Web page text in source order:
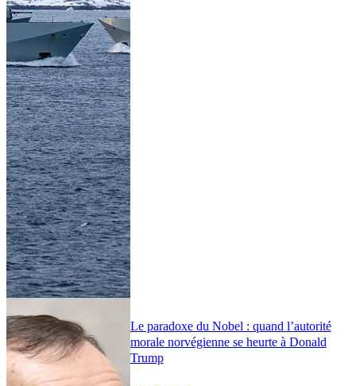
Le paradoxe du Nobel : quand l’autorité
morale norvégienne se heurte à Donald
Trump